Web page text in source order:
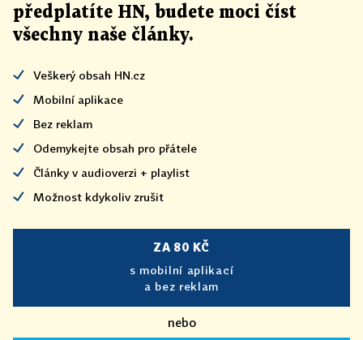
předplatíte HN, budete moci číst
všechny naše články.
Veškerý obsah HN.cz
Mobilní aplikace
Bez reklam
Odemykejte obsah pro přátele
Články v audioverzi + playlist
Možnost kdykoliv zrušit
ZA 80 KČ
s mobilní aplikací
a bez reklam
nebo